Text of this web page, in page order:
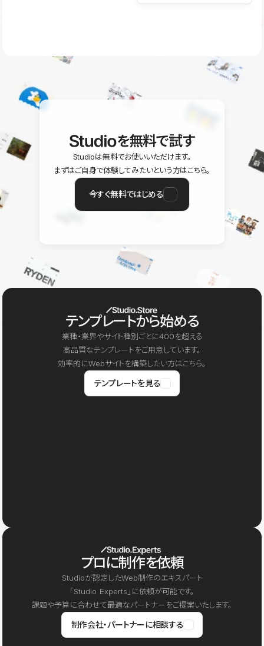
ユーザー同士で質問・相談できるコミュニティもご利用ください。
を無料で試す
Studioは無料でお使いいただけます。
まずはご自身で体験してみたいという方はこちら。
今すぐ無料ではじめる
テンプレートから始める
業種・業界やサイト種別ごとに400を超える
高品質なテンプレートをご用意しています。
効率的にWebサイトを構築したい方はこちら。
テンプレートを見る
プロに制作を依頼
Studioが認定したWeb制作のエキスパート
「Studio Experts」に依頼が可能です。
課題や予算に合わせて最適なパートナーをご提案いたします。
制作会社・パートナーに相談する